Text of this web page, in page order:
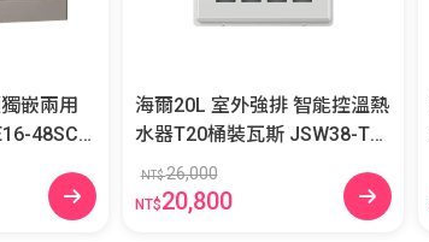
嵌兩用
海爾20L 室外強排 智能控溫熱
水器T20桶裝瓦斯 JSW38-T20
(LPG)
NT$26,000
NT$20,800